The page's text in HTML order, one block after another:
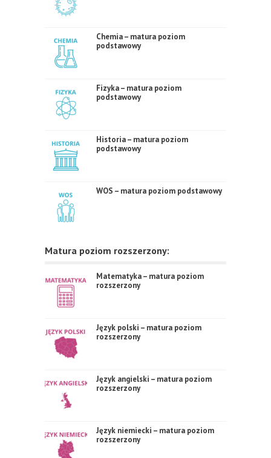
Chemia – matura poziom
podstawowy
Fizyka – matura poziom
podstawowy
Historia – matura poziom
podstawowy
WOS – matura poziom podstawowy
Matura poziom rozszerzony:
Matematyka – matura poziom
rozszerzony
Język polski – matura poziom
rozszerzony
Język angielski – matura poziom
rozszerzony
Język niemiecki – matura poziom
rozszerzony